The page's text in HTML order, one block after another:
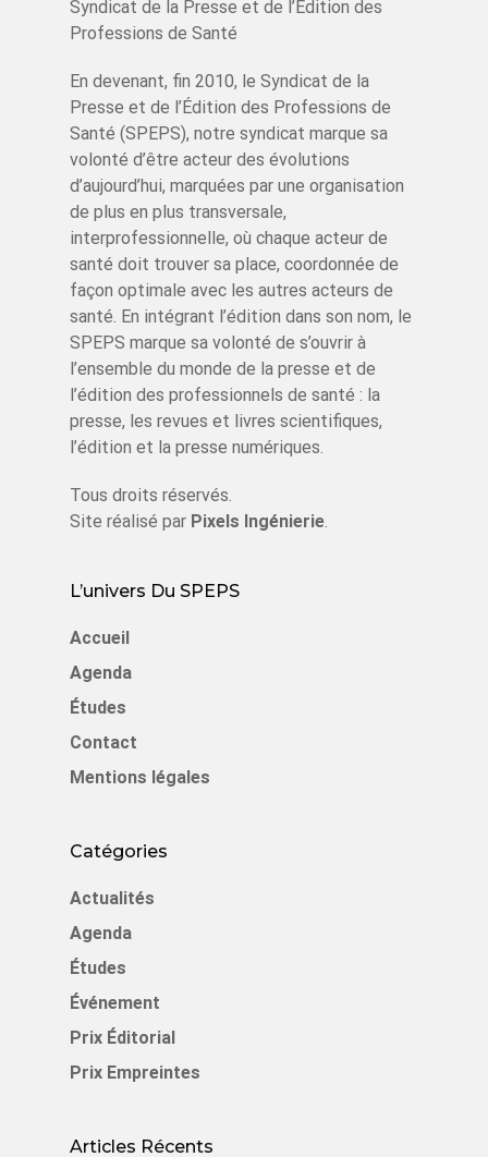
Syndicat de la Presse et de l’Édition des
Professions de Santé
En devenant, fin 2010, le Syndicat de la
Presse et de l’Édition des Professions de
Santé (SPEPS), notre syndicat marque sa
volonté d’être acteur des évolutions
d’aujourd’hui, marquées par une organisation
de plus en plus transversale,
interprofessionnelle, où chaque acteur de
santé doit trouver sa place, coordonnée de
façon optimale avec les autres acteurs de
santé. En intégrant l’édition dans son nom, le
SPEPS marque sa volonté de s’ouvrir à
l’ensemble du monde de la presse et de
l’édition des professionnels de santé : la
presse, les revues et livres scientifiques,
l’édition et la presse numériques.
Tous droits réservés.
Site réalisé par Pixels Ingénierie.
L’univers Du SPEPS
Accueil
Agenda
Études
Contact
Mentions légales
Catégories
Actualités
Agenda
Études
Événement
Prix Éditorial
Prix Empreintes
Articles Récents